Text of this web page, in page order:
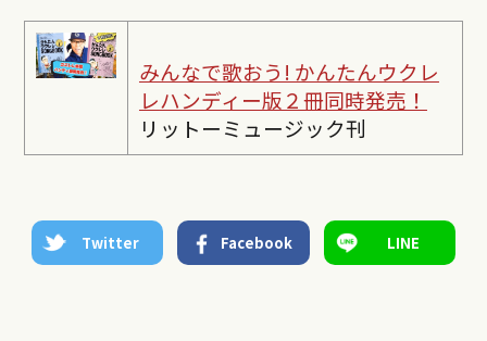
みんなで歌おう! かんたんウクレ
レハンディー版２冊同時発売！
リットーミュージック刊
Twitter Facebook LINE